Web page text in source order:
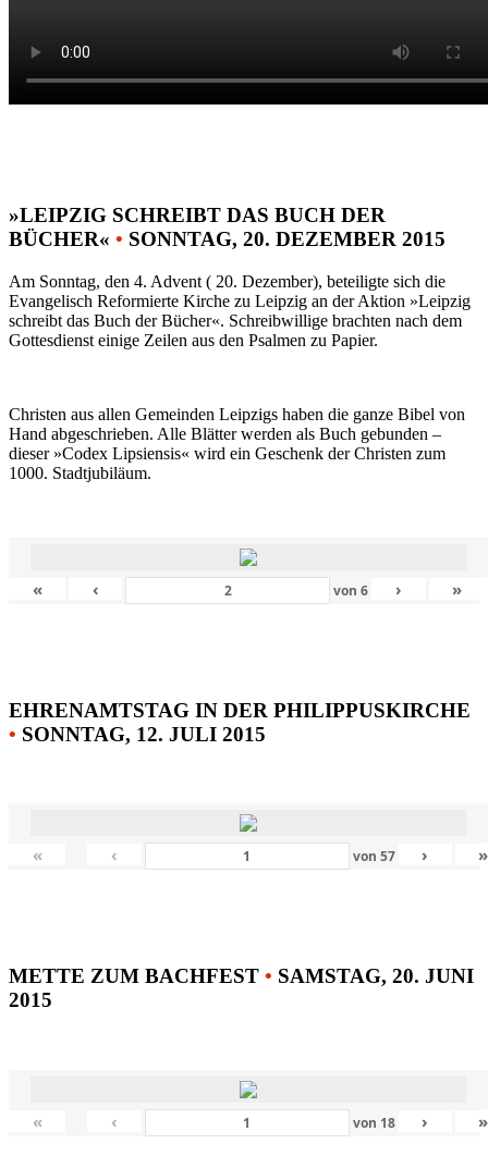
»LEIPZIG SCHREIBT DAS BUCH DER
BÜCHER« • SONNTAG, 20. DEZEMBER 2015
Am Sonntag, den 4. Advent ( 20. Dezember), beteiligte sich die
Evangelisch Reformierte Kirche zu Leipzig an der Aktion »Leipzig
schreibt das Buch der Bücher«. Schreibwillige brachten nach dem
Gottesdienst einige Zeilen aus den Psalmen zu Papier.
Christen aus allen Gemeinden Leipzigs haben die ganze Bibel von
Hand abgeschrieben. Alle Blätter werden als Buch gebunden –
dieser »Codex Lipsiensis« wird ein Geschenk der Christen zum
1000. Stadtjubiläum.
« ‹ von6 › »
EHRENAMTSTAG IN DER PHILIPPUSKIRCHE
• SONNTAG, 12. JULI 2015
« ‹ von 57 › »
METTE ZUM BACHFEST • SAMSTAG, 20. JUNI
2015
« ‹ von 18 › »